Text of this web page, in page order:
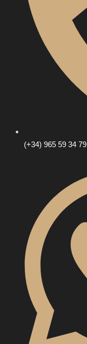
(+34) 965 59 34 79